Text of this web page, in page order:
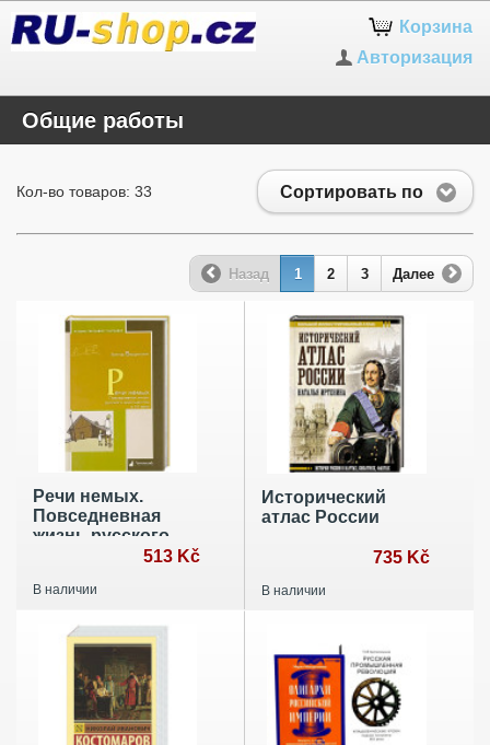
Корзина
Авторизация
Общие работы
Сортировать по
Кол-во товаров: 33
Назад 1 2 3 Далее
Речи немых.
Повседневная
жизнь русского
крестьянства в XX
513 Kč
В наличии
Исторический
атлас России
735 Kč
В наличии